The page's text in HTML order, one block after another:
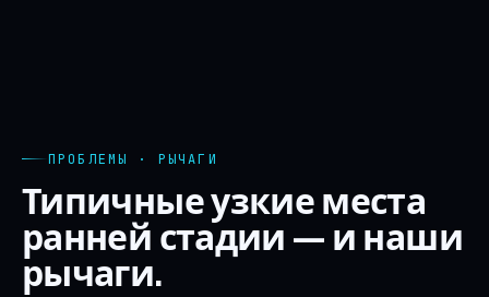
ПРОБЛЕМЫ · РЫЧАГИ
Типичные узкие места
ранней стадии — и наши
рычаги.